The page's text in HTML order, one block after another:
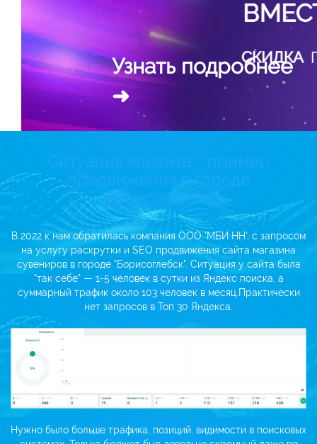
Ситуация клиента - пример
продвижения в городе
Борисоглебск
В 2022 к нам обратилась компания ООО 'МБИ НН', с запросом
на услугу раскрутки и SEO продвижения сайта магазина
сувениров в городе "Борисоглебск". Ситуация у сайта была
"так себе" — 1-5 человек в сутки из Яндекс поиска, а
суммарный трафик около 103 человек в месяц. Практически
нет запросов в Топ 30 Яндекса.
Нужно было больше трафика, позиций, видимости в поисковых